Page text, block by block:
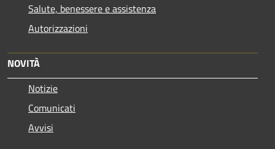
Salute, benessere e assistenza
Autorizzazioni
NOVITÀ
Notizie
Comunicati
Avvisi